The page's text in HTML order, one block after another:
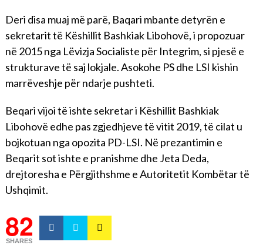
Deri disa muaj më parë, Baqari mbante detyrën e
sekretarit të Këshillit Bashkiak Libohovë, i propozuar
në 2015 nga Lëvizja Socialiste për Integrim, si pjesë e
strukturave të saj lokjale. Asokohe PS dhe LSI kishin
marrëveshje për ndarje pushteti.
Beqari vijoi të ishte sekretar i Këshillit Bashkiak
Libohovë edhe pas zgjedhjeve të vitit 2019, të cilat u
bojkotuan nga opozita PD-LSI. Në prezantimin e
Beqarit sot ishte e pranishme dhe Jeta Deda,
drejtoresha e Përgjithshme e Autoritetit Kombëtar të
Ushqimit.
82
SHARES